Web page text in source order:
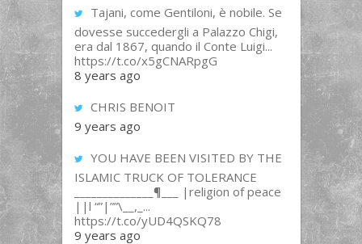
Tajani, come Gentiloni, è nobile. Se
dovesse succedergli a Palazzo Chigi,
era dal 1867, quando il Conte Luigi...
https://t.co/x5gCNARpgG
8 years ago
CHRIS BENOIT
9 years ago
YOU HAVE BEEN VISITED BY THE
ISLAMIC TRUCK OF TOLERANCE
______________¶___ |religion of peace
||l “”|””\__,_...
https://t.co/yUD4QSKQ78
9 years ago